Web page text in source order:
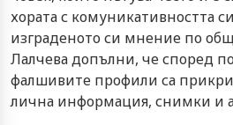
хората с комуникативността
изграденото си мнение по
Лалчева допълни, че според
фалшивите профили са
лична информация, снимки и